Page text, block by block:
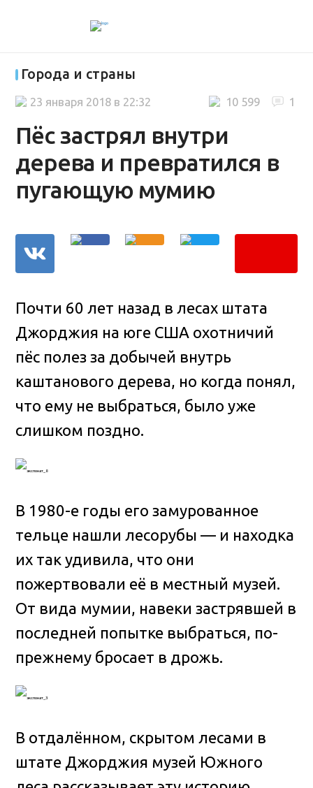
Города и страны
Пёс застрял внутри
дерева и превратился в
пугающую мумию
1
10 599
23 января 2018 в 22:32
Почти 60 лет назад в лесах штата
Джорджия на юге США охотничий
пёс полез за добычей внутрь
каштанового дерева, но когда понял,
что ему не выбраться, было уже
слишком поздно.
В 1980-е годы его замурованное
тельце нашли лесорубы — и находка
их так удивила, что они
пожертвовали её в местный музей.
От вида мумии, навеки застрявшей в
последней попытке выбраться, по-
прежнему бросает в дрожь.
В отдалённом, скрытом лесами в
штате Джорджия музей Южного